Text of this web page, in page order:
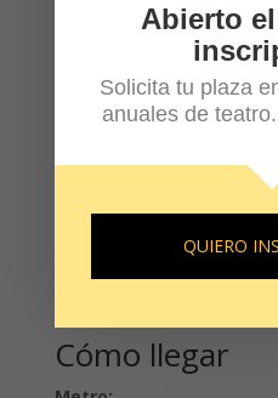
Cómo llegar
Abierto
Solicita tu plaza
anuales de
QUIERO